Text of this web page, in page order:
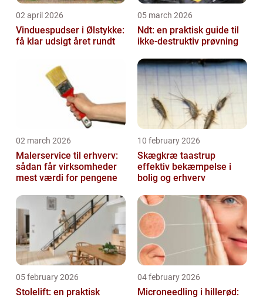
02 april 2026
Vinduespudser i Ølstykke:
få klar udsigt året rundt
05 march 2026
Ndt: en praktisk guide til
ikke-destruktiv prøvning
02 march 2026
Malerservice til erhverv:
sådan får virksomheder
mest værdi for pengene
10 february 2026
Skægkræ taastrup
effektiv bekæmpelse i
bolig og erhverv
05 february 2026
Stolelift: en praktisk
04 february 2026
Microneedling i hillerød: